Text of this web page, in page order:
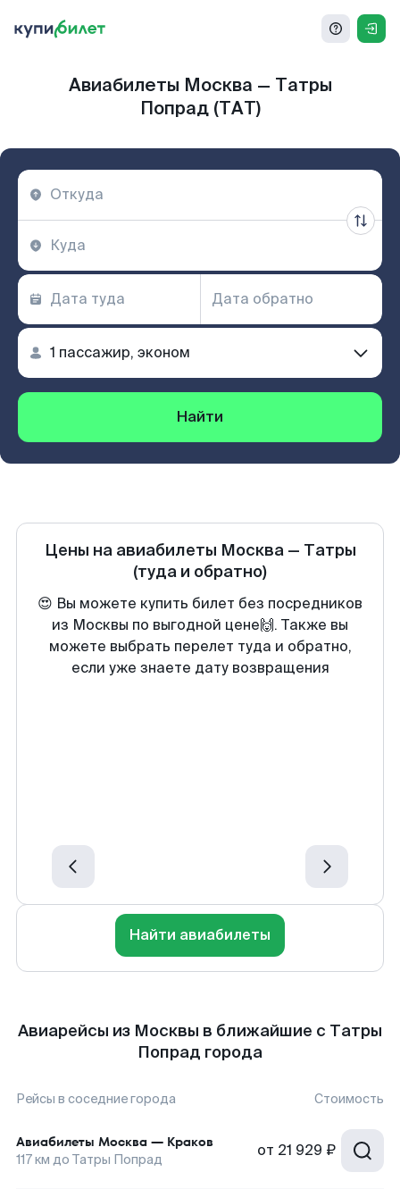
Авиабилеты Москва — Татры
Попрад (TAT)
Найти
Цены на авиабилеты Москва— Татры
(туда и обратно)
😍 Вы можете купить билет без посредников
из Москвы по выгодной цене🙌. Также вы
можете выбрать перелет туда и обратно,
если уже знаете дату возвращения
Найти авиабилеты
Авиарейсы из Москвы в ближайшие с Татры
Попрад города
Рейсы в соседние города Стоимость
Авиабилеты Москва — Краков
117км до Татры Попрад от 21 929 ₽